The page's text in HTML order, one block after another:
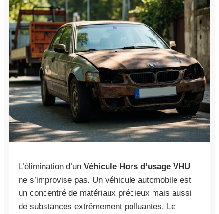
L’élimination d’un Véhicule Hors d’usage VHU
ne s’improvise pas. Un véhicule automobile est
un concentré de matériaux précieux mais aussi
de substances extrêmement polluantes. Le